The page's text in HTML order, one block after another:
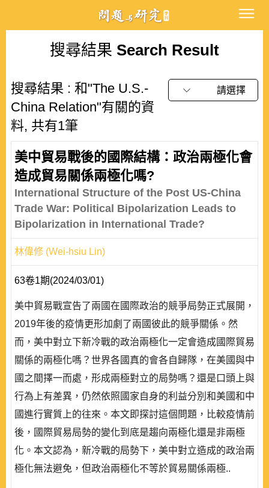
搜尋結果 Search Result
搜尋結果 : 和"The U.S.-
China Relation"有關的資
料, 共有1筆
請選擇
美中貿易戰後的國際結構：政治兩極化會
造成貿易關係兩極化嗎?
International Structure of the Post US-China
Trade War: Political Bipolarization Leads to
Bipolarization in International Trade?
林偉修 (Wei-hsiu Lin)
63卷1期(2024/03/01)
美中貿易戰宣告了兩國在國際政治的競爭局勢正式展開，
2019年後的疫情更形加劇了兩國彼此的競爭關係。然
而，美中對立下新冷戰的政治兩極化一定會造成國際貿易
關係的兩極化嗎？世界各國真的會各自歸隊，在美國與中
國之間擇一而處，形成兩極對立的局勢嗎？還是口頭上與
行為上有差異，仍然依照國家自身的利益分別和美國和中
國進行實質上的往來。本文即探討這個問題，比較疫情前
後，國際貿易局勢的變化到底是趨向兩極化還是非兩極
化。本文認為，新冷戰的局勢下，美中對立造成的政治兩
極化無法避免，但政治兩極化不等於貿易關係兩極..